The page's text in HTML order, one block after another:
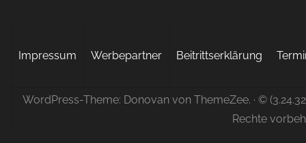
Impressum Werbepartner Beitrittserklärung
WordPress-Theme: Donovan von ThemeZee. · ©
Rechte